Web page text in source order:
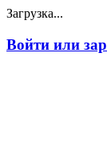
Загрузка...
Войти или